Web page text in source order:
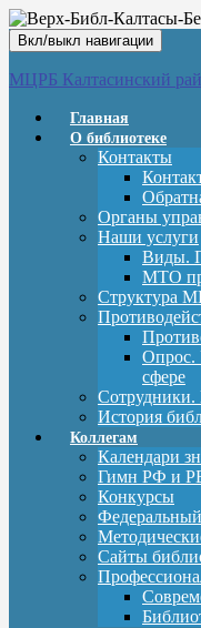
Вкл/выкл навигации
МЦРБ Калтасинский
Главная
О библиотеке
Контакты
Органы
Наши услуги
Виды.
МТО
Структура
Опрос.
сфере
Сотрудники.
История
Коллегам
Календари
Гимн РФ и
Конкурсы
Федеральный
Сайты